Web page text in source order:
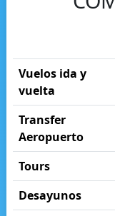
Vuelos ida y
vuelta
Transfer
Aeropuerto
Tours
Desayunos